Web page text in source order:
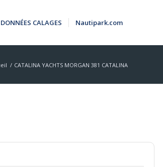
CALAGES Nautipark.com
/ CATALINA YACHTS MORGAN 381 CATALINA